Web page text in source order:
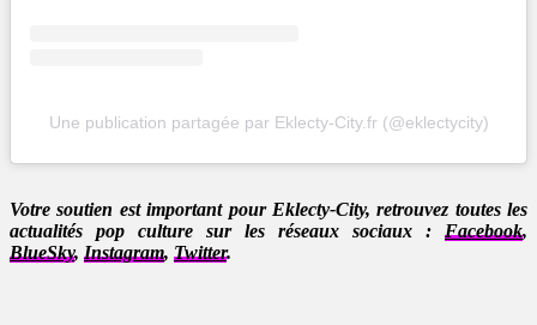
Une publication partagée par Eklecty-City.fr (@eklectycity)
Votre soutien est important pour Eklecty-City, retrouvez toutes les
actualités pop culture sur les réseaux sociaux : Facebook,
BlueSky, Instagram, Twitter.